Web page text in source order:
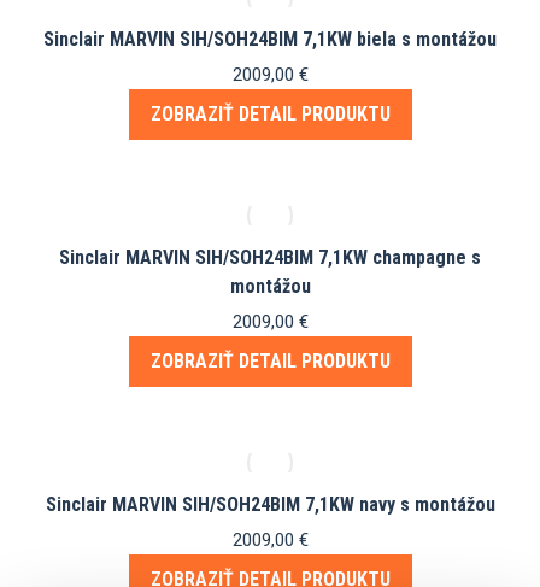
Sinclair MARVIN SIH/SOH24BIM 7,1KW biela s montážou
2009,00 €
ZOBRAZIŤ DETAIL PRODUKTU
Sinclair MARVIN SIH/SOH24BIM 7,1KW champagne s
montážou
2009,00 €
ZOBRAZIŤ DETAIL PRODUKTU
Sinclair MARVIN SIH/SOH24BIM 7,1KW navy s montážou
2009,00 €
ZOBRAZIŤ DETAIL PRODUKTU